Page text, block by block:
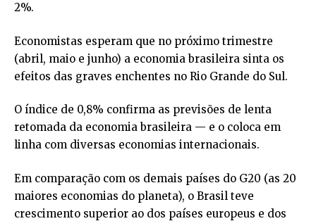
2%.
Economistas esperam que no próximo trimestre
(abril, maio e junho) a economia brasileira sinta os
efeitos das graves enchentes no Rio Grande do Sul.
O índice de 0,8% confirma as previsões de lenta
retomada da economia brasileira — e o coloca em
linha com diversas economias internacionais.
Em comparação com os demais países do G20 (as 20
maiores economias do planeta), o Brasil teve
crescimento superior ao dos países europeus e dos